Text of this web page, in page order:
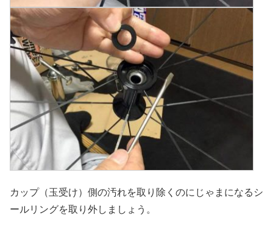
カップ（玉受け）側の汚れを取り除くのにじゃまになるシ
ールリングを取り外しましょう。